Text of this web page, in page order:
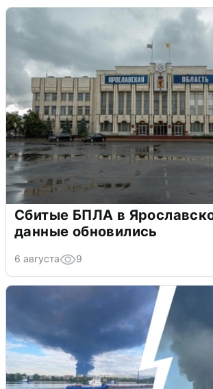
Сбитые БПЛА в
данные обновились
6 августа 9